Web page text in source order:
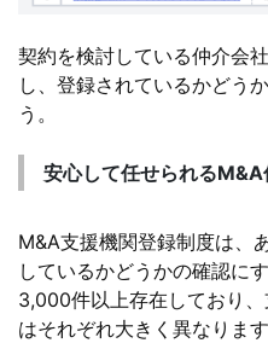
契約を検討している仲介会
し、登録されているかどう
う。
安心して任せられる
M&A支援機関登録制度は、
しているかどうかの確認に
3,000件以上存在しており
はそれぞれ大きく異なります